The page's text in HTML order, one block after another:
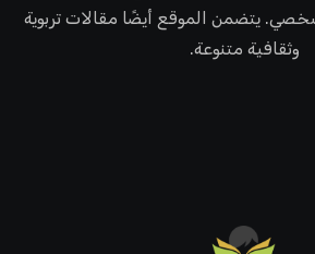
يتضمن الموقع أيضًا مقالات تربوية
وثقافية متنوعة.